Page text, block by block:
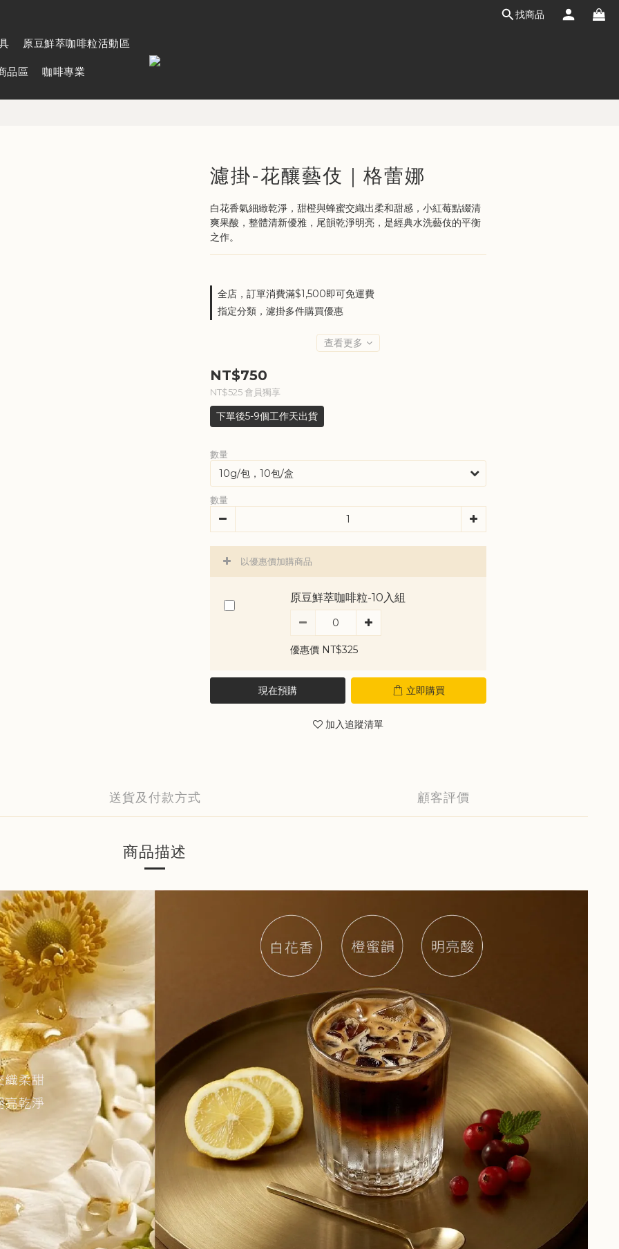
找商品
原豆鮮萃咖啡粒活動區
品區 咖啡專業
濾掛-花釀藝伎｜格蕾娜
白花香氣細緻乾淨，甜橙與蜂蜜交織出柔和甜感，小紅莓點綴清
爽果酸，整體清新優雅，尾韻乾淨明亮，是經典水洗藝伎的平衡
之作。
全店，訂單消費滿$1,500即可免運費
指定分類，濾掛多件購買優惠
查看更多
NT$750
NT$525 會員獨享
下單後5-9個工作天出貨
數量
數量
以優惠價加購商品
原豆鮮萃咖啡粒-10入組
優惠價 NT$325
現在預購 立即購買
加入追蹤清單
送貨及付款方式 顧客評價
商品描述
立即購買